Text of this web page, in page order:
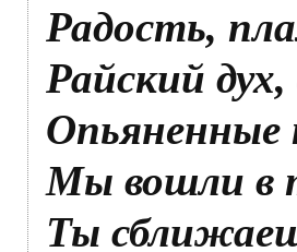
Радость,
Райский
Опьяненные
Мы вошли в
Ты